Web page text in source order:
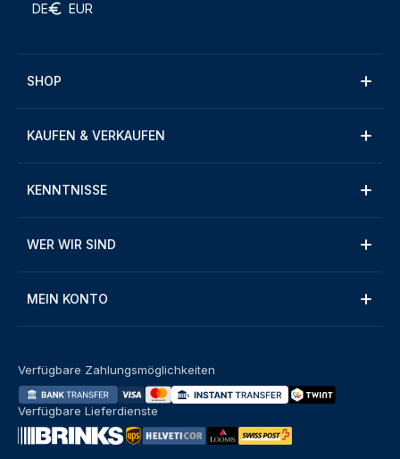
DE EUR
SHOP
KAUFEN & VERKAUFEN
KENNTNISSE
WER WIR SIND
MEIN KONTO
Verfügbare Zahlungsmöglichkeiten
Verfügbare Lieferdienste